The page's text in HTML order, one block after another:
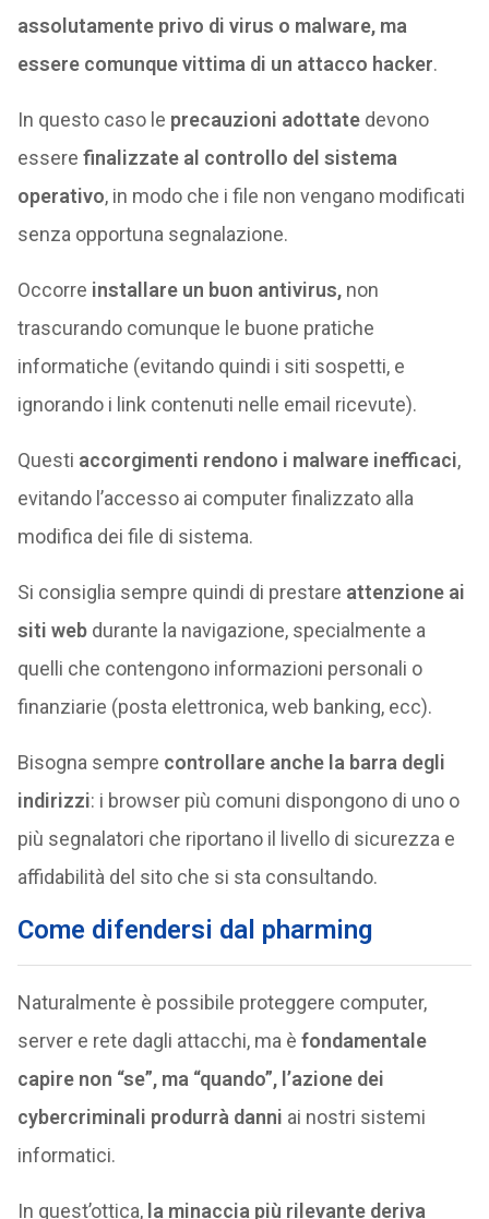
assolutamente privo di virus o malware, ma
essere comunque vittima di un attacco hacker.
In questo caso le precauzioni adottatedevono
essere finalizzate al controllo del sistema
operativo, in modo che i file non vengano modificati
senza opportuna segnalazione.
Occorre installare un buon antivirus, non
trascurando comunque le buone pratiche
informatiche (evitando quindi i siti sospetti, e
ignorando i link contenuti nelle email ricevute).
Questi accorgimenti rendono i malware inefficaci,
evitando l’accesso ai computer finalizzato alla
modifica dei file di sistema.
Si consiglia sempre quindi di prestare attenzione ai
siti webdurante la navigazione, specialmente a
quelli che contengono informazioni personali o
finanziarie (posta elettronica, web banking, ecc).
Bisogna sempre controllare anche la barra degli
indirizzi: i browser più comuni dispongono di uno o
più segnalatori che riportano il livello di sicurezza e
affidabilità del sito che si sta consultando.
Come difendersi dal pharming
Naturalmente è possibile proteggere computer,
server e rete dagli attacchi, ma è fondamentale
capire non “se”, ma “quando”, l’azione dei
cybercriminali produrrà danni ai nostri sistemi
informatici.
In quest’ottica, la minaccia più rilevante deriva